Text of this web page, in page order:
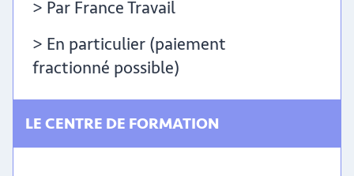
> Par France Travail
> En particulier (paiement
fractionné possible)
LE CENTRE DE FORMATION